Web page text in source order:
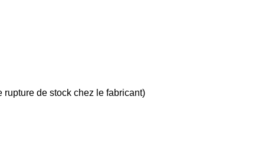
de stock chez le fabricant)